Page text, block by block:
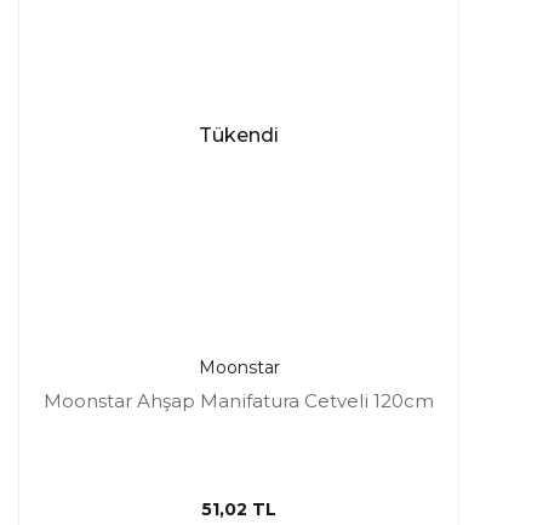
Tükendi
Moonstar
Moonstar Ahşap Manifatura Cetveli 120cm
51,02 TL